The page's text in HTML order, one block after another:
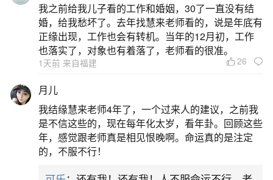
今天就为大家讲解到这里，一定要注意香堕胎
婴灵香打卷好吗？的问题，以免引起不必要的麻
烦，大家如果有问题也可以联系小编。
免责声明：本站所
提供的内容均来源
于网友提供或网络
搜集，由本站编辑
整理，仅供个人研
我之前给我儿子看的工作和婚姻，30了一直没有结
婚，给我愁坏了。去年找慧来老师看的，说是年底有
正缘出现，工作也会有转机。当年的12月初，工作
也落实了，对象也有着落了，老师看的很准。
1天前 来自福建 26
月儿
我结缘慧来老师4年了，一个过来人的建议，之前我
是不信这些的，现在每年化太岁，看年卦。回顾这些
年，感觉跟老师真是相见恨晚啊。命运真的是注定
的，不服不行！